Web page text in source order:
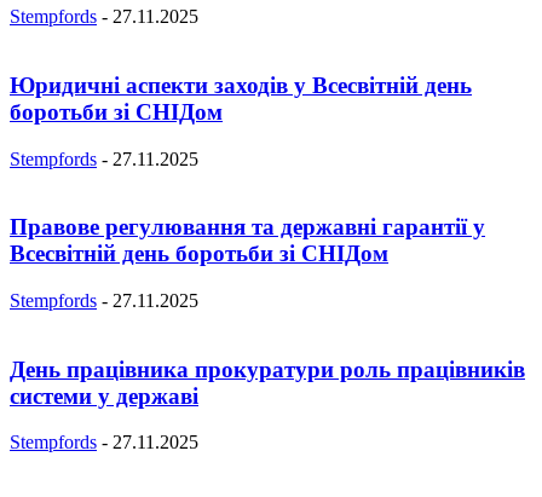
Stempfords - 27.11.2025
Юридичні аспекти заходів у Всесвітній день
боротьби зі СНІДом
Stempfords - 27.11.2025
Правове регулювання та державні гарантії у
Всесвітній день боротьби зі СНІДом
Stempfords - 27.11.2025
День працівника прокуратури роль працівників
системи у державі
Stempfords - 27.11.2025